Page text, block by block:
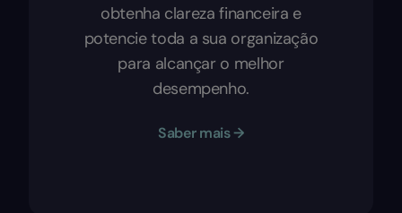
obtenha clareza financeira e
potencie toda a sua organização
para alcançar o melhor
desempenho.
Saber mais →